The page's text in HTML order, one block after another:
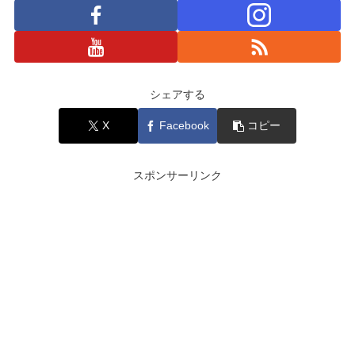
シェアする
X Facebook コピー
スポンサーリンク